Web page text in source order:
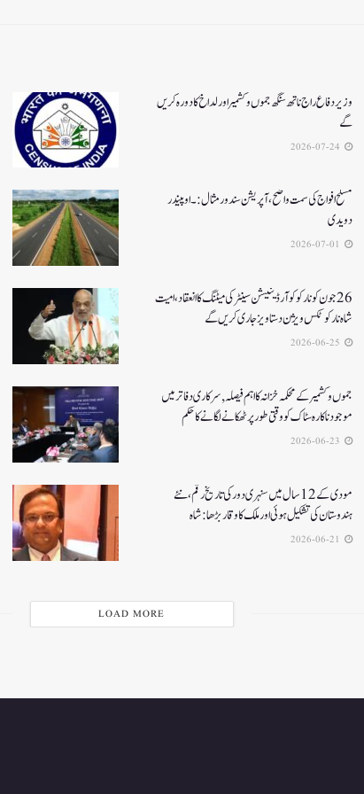
وزیر دفاع راج ناتھ سنگھ جموں و کشمیر اور لداخ کا دورہ کریں
گے
مسلح افواج کی سمت واضح، آپریشن سندورمثال:۔ اوپیندر
دویدی
26جون کونارکو کوآرڈینیشن سینٹر کی میٹنگ کا انعقاد، امیت
شاہ نارکوٹکس ویژن دستاویز جاری کریں گے
جموں و کشمیر کے محکمہ خزانہ کا اہم فیصلہ , سرکاری دفاتر میں
موجود ناکارہ سٹاک کو وقتی طور پر ٹھکانے لگانے کا حکم
مودی کے 12 سال میں سنہری دور کی تاریخ رقم ، نئے
ہندوستان کی تشکیل ہوئی اور ملک کا وقار بڑھا: شاہ
LOAD MORE